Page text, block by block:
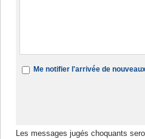
Me notifier l'arrivée de
Les messages jugés choquants